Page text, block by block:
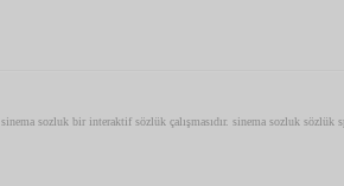
sinema sozluk bir interaktif sözlük çalışmasıdır. sinema sozluk